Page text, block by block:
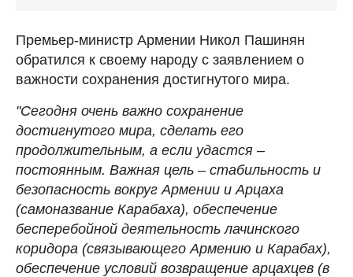
Премьер-министр Армении Никол Пашинян
обратился к своему народу с заявлением о
важности сохранения достигнутого мира.
"Сегодня очень важно сохранение
достигнутого мира, сделать его
продолжительным, а если удастся –
постоянным. Важная цель – стабильность и
безопасность вокруг Армении и Арцаха
(самоназвание Карабаха), обеспечение
бесперебойной деятельность лачинского
коридора (связывающего Армению и Карабах),
обеспечение условий возвращение арцахцев (в